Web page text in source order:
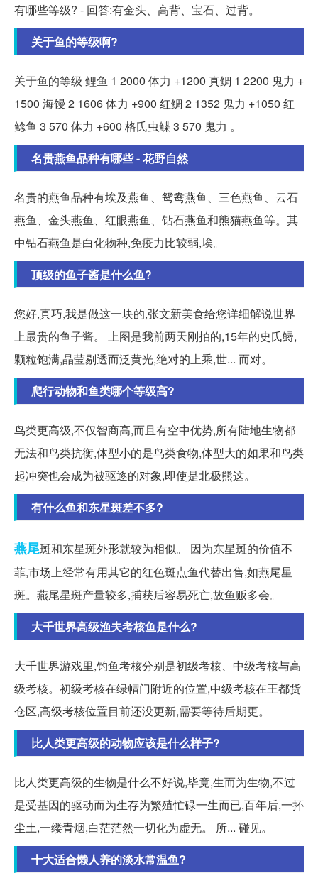
有哪些等级? - 回答:有金头、高背、宝石、过背。
关于鱼的等级啊?
关于鱼的等级 鲤鱼 1 2000 体力 +1200 真鲷 1 2200 鬼力 +
1500 海馒 2 1606 体力 +900 红鲷 2 1352 鬼力 +1050 红
鲶鱼 3 570 体力 +600 格氏虫鲽 3 570 鬼力 。
名贵燕鱼品种有哪些 - 花野自然
名贵的燕鱼品种有埃及燕鱼、鸳鸯燕鱼、三色燕鱼、云石
燕鱼、金头燕鱼、红眼燕鱼、钻石燕鱼和熊猫燕鱼等。其
中钻石燕鱼是白化物种,免疫力比较弱,埃。
顶级的鱼子酱是什么鱼?
您好,真巧,我是做这一块的,张文新美食给您详细解说世界
上最贵的鱼子酱。 上图是我前两天刚拍的,15年的史氏鱘,
颗粒饱满,晶莹剔透而泛黄光,绝对的上乘,世... 而对。
爬行动物和鱼类哪个等级高?
鸟类更高级,不仅智商高,而且有空中优势,所有陆地生物都
无法和鸟类抗衡,体型小的是鸟类食物,体型大的如果和鸟类
起冲突也会成为被驱逐的对象,即使是北极熊这。
有什么鱼和东星斑差不多?
燕尾斑和东星斑外形就较为相似。 因为东星斑的价值不
菲,市场上经常有用其它的红色斑点鱼代替出售,如燕尾星
斑。燕尾星斑产量较多,捕获后容易死亡,故鱼贩多会。
大千世界高级渔夫考核鱼是什么?
大千世界游戏里,钓鱼考核分别是初级考核、中级考核与高
级考核。初级考核在绿帽门附近的位置,中级考核在王都货
仓区,高级考核位置目前还没更新,需要等待后期更。
比人类更高级的动物应该是什么样子?
比人类更高级的生物是什么不好说,毕竟,生而为生物,不过
是受基因的驱动而为生存为繁殖忙碌一生而已,百年后,一抔
尘土,一缕青烟,白茫茫然一切化为虚无。 所... 碰见。
十大适合懒人养的淡水常温鱼?